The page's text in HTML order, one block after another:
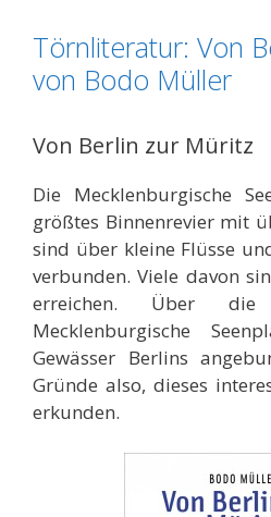
Törnliteratur: Von
von Bodo Müller
Von Berlin zur Müritz
Die Mecklenburgische
größtes Binnenrevier mit
sind über kleine Flüsse
verbunden. Viele davon
erreichen. Über
Mecklenburgische
Gewässer Berlins
Gründe also, dieses
erkunden.